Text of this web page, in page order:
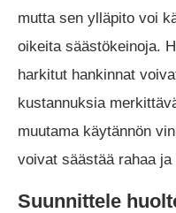
mutta sen ylläpito voi
oikeita säästökeinoja.
harkitut hankinnat
kustannuksia
muutama käytännön
voivat säästää rahaa
Suunnittele